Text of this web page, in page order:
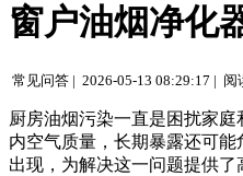
窗户油烟净化
常见问答 | 2026-05-13 08:29:17 | 阅
厨房油烟污染一直是困扰家
内空气质量，长期暴露还可
出现，为解决这一问题提供